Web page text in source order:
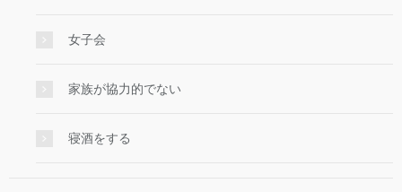
女子会
家族が協力的でない
寝酒をする